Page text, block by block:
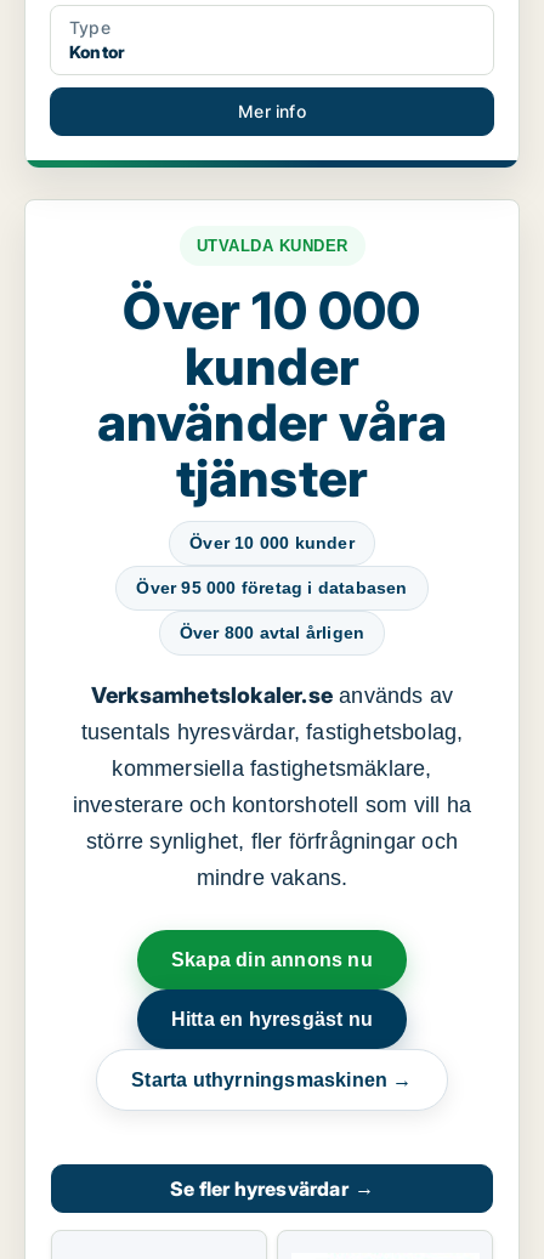
Type
Kontor
Mer info
UTVALDA KUNDER
Över 10 000
kunder
använder våra
tjänster
Över 10 000 kunder
Över 95 000 företag i databasen
Över 800 avtal årligen
Verksamhetslokaler.se används av
tusentals hyresvärdar, fastighetsbolag,
kommersiella fastighetsmäklare,
investerare och kontorshotell som vill ha
större synlighet, fler förfrågningar och
mindre vakans.
Skapa din annons nu
Hitta en hyresgäst nu
Starta uthyrningsmaskinen →
Se fler hyresvärdar →